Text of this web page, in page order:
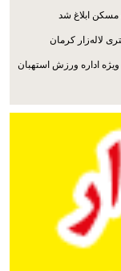
مسکن ابلاغ شد
اداره ورزش استهبان